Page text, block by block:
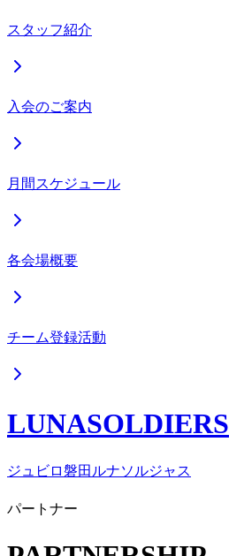
スタッフ紹介
入会のご案内
月間スケジュール
各会場概要
チーム登録活動
LUNASOLDIERS
ジュビロ磐田ルナソルジャス
パートナー